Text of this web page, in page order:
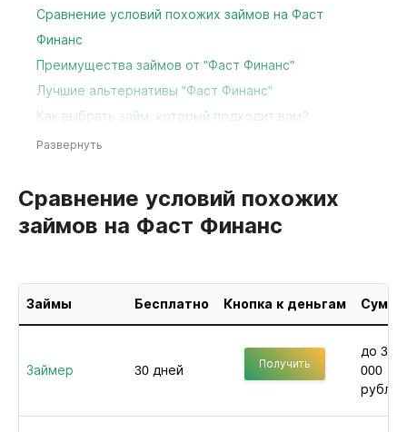
Сравнение условий похожих займов на Фаст
Финанс
Преимущества займов от "Фаст Финанс"
Лучшие альтернативы "Фаст Финанс"
Как выбрать займ, который подходит вам?
Развернуть
Сравнение условий похожих
займов на Фаст Финанс
Займы Бесплатно Кнопка к деньгам Сумма
Займер 30 дней Получить
до 30
000
рублей